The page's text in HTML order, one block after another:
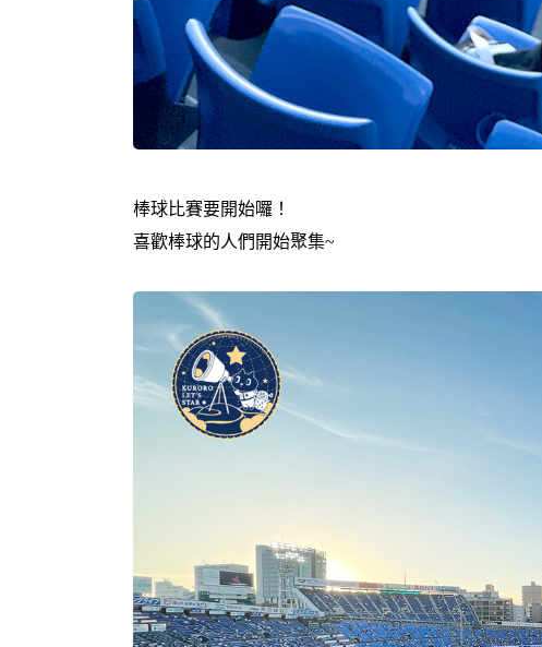
棒球比賽要開始囉！
喜歡棒球的人們開始聚集~